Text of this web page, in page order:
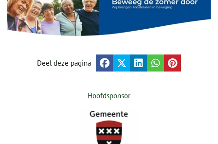
Deel deze pagina
Hoofdsponsor